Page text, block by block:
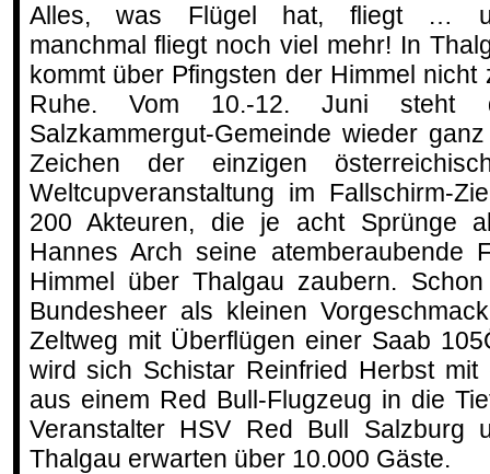
Alles, was Flügel hat, fliegt …
manchmal fliegt noch viel mehr! In
kommt über Pfingsten der Himmel nicht
Ruhe. Vom 10.-12. Juni steht
Salzkammergut-Gemeinde wieder
Zeichen der einzigen
Weltcupveranstaltung im Fallschirm-
200 Akteuren, die je acht Sprünge
Hannes Arch seine atemberaubende
Himmel über Thalgau zaubern.
Bundesheer als kleinen
Zeltweg mit Überflügen einer Saab
wird sich Schistar Reinfried Herbst mit
aus einem Red Bull-Flugzeug in die
Veranstalter HSV Red Bull Salzburg
Thalgau erwarten über 10.000 Gäste.